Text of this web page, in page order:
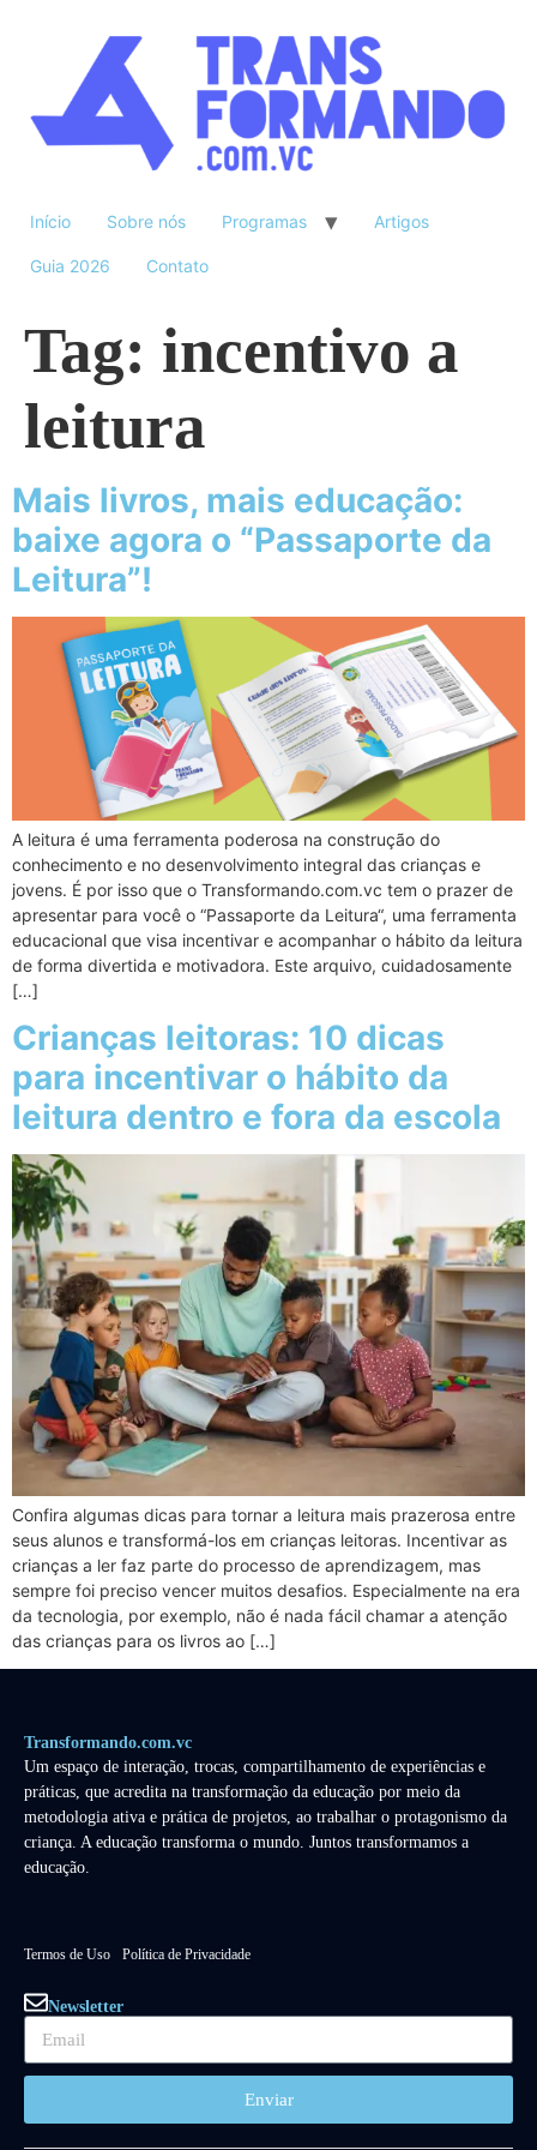
Início Sobre nós Programas Artigos
Guia 2026 Contato
Tag: incentivo a
leitura
Mais livros, mais educação:
baixe agora o “Passaporte da
Leitura”!
A leitura é uma ferramenta poderosa na construção do
conhecimento e no desenvolvimento integral das crianças e
jovens. É por isso que o Transformando.com.vc tem o prazer de
apresentar para você o “Passaporte da Leitura“, uma ferramenta
educacional que visa incentivar e acompanhar o hábito da leitura
de forma divertida e motivadora. Este arquivo, cuidadosamente
[…]
Crianças leitoras: 10 dicas
para incentivar o hábito da
leitura dentro e fora da escola
Confira algumas dicas para tornar a leitura mais prazerosa entre
seus alunos e transformá-los em crianças leitoras. Incentivar as
crianças a ler faz parte do processo de aprendizagem, mas
sempre foi preciso vencer muitos desafios. Especialmente na era
da tecnologia, por exemplo, não é nada fácil chamar a atenção
das crianças para os livros ao […]
Transformando.com.vc
Um espaço de interação, trocas, compartilhamento de experiências e
práticas, que acredita na transformação da educação por meio da
metodologia ativa e prática de projetos, ao trabalhar o protagonismo da
criança. A educação transforma o mundo. Juntos transformamos a
educação.
Termos de Uso Política de Privacidade
Newsletter
Enviar